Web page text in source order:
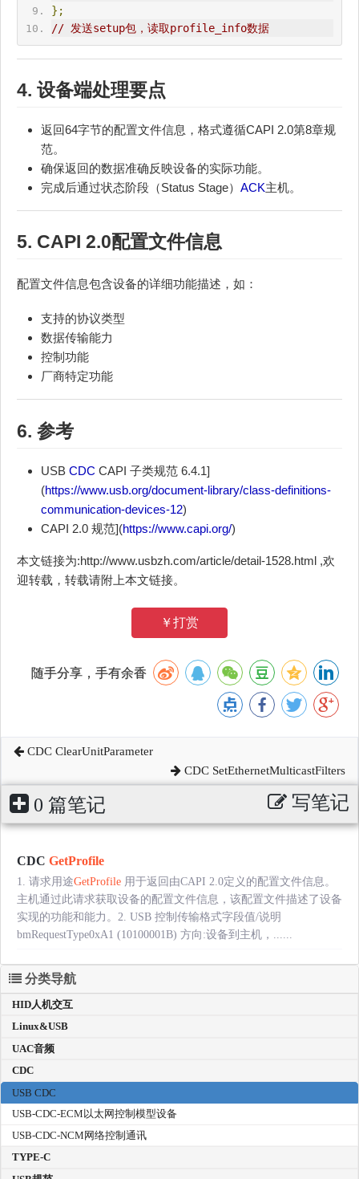
};
// 发送setup包，读取profile_info数据
4. 设备端处理要点
返回64字节的配置文件信息，格式遵循CAPI 2.0第8章规
范。
确保返回的数据准确反映设备的实际功能。
完成后通过状态阶段（Status Stage） ACK主机。
5. CAPI 2.0配置文件信息
配置文件信息包含设备的详细功能描述，如：
支持的协议类型
数据传输能力
控制功能
厂商特定功能
6. 参考
USB CDC CAPI 子类规范 6.4.1]
(https://www.usb.org/document-library/class-definitions-
communication-devices-12)
CAPI 2.0 规范](https://www.capi.org/)
本文链接为:http://www.usbzh.com/article/detail-1528.html ,欢
迎转载，转载请附上本文链接。
￥打赏
随手分享，手有余香
CDC ClearUnitParameter
CDC SetEthernetMulticastFilters
0 篇笔记 写笔记
CDC GetProfile
1. 请求用途GetProfile 用于返回由CAPI 2.0定义的配置文件信息。
主机通过此请求获取设备的配置文件信息，该配置文件描述了设备
实现的功能和能力。2. USB 控制传输格式字段值/说明
bmRequestType0xA1 (10100001B) 方向:设备到主机，......
分类导航
HID人机交互
Linux&USB
UAC音频
CDC
USB CDC
USB-CDC-ECM以太网控制模型设备
USB-CDC-NCM网络控制通讯
TYPE-C